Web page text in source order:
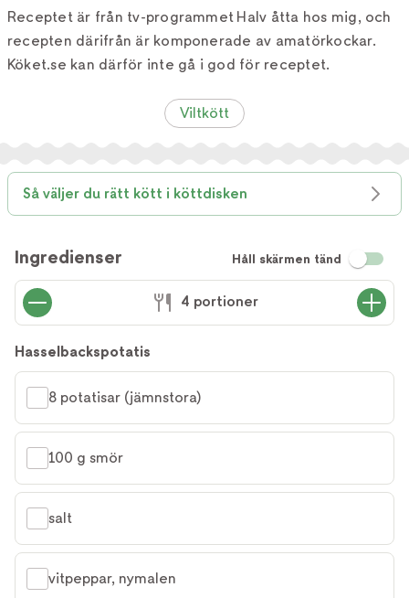
Receptet är från tv-programmet Halv åtta hos mig, och
recepten därifrån är komponerade av amatörkockar.
Köket.se kan därför inte gå i god för receptet.
Viltkött
Så väljer du rätt kött i köttdisken
Ingredienser Håll skärmen tänd
4 portioner
Hasselbackspotatis
8 potatisar (jämnstora)
100 g smör
salt
vitpeppar, nymalen